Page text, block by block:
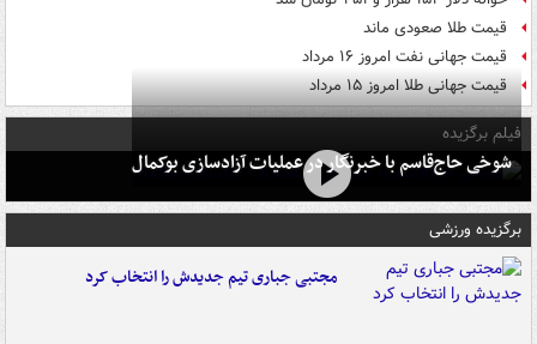
قیمت طلا صعودی ماند
قیمت جهانی نفت امروز ۱۶ مرداد
قیمت جهانی طلا امروز ۱۵ مرداد
فیلم برگزیده
شوخی حاج‌قاسم با خبرنگار در عملیات آزادسازی بوکمال
برگزیده ورزشی
مجتبی جباری تیم جدیدش را انتخاب کرد